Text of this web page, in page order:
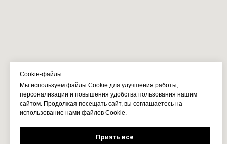
Cookie-файлы
Мы используем файлы Cookie для улучшения работы,
персонализации и повышения удобства пользования нашим
сайтом. Продолжая посещать сайт, вы соглашаетесь на
использование нами файлов Cookie.
Приять все